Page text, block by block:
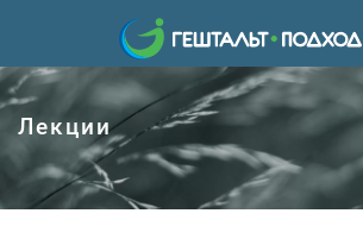
Лекции